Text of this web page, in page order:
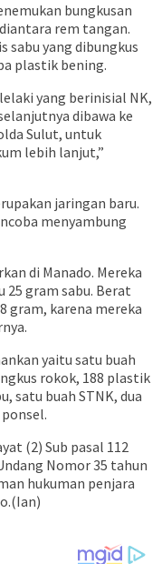
bungkusan
rem tangan.
sabu yang dibungkus
plastik bening.
yang berinisial NK,
dibawa ke
Sulut, untuk
lebih lanjut,”
jaringan baru.
menyambung
di Manado. Mereka
gram sabu. Berat
gram, karena mereka
yaitu satu buah
rokok, 188 plastik
satu buah STNK, dua
ponsel.
(2) Sub pasal 112
Nomor 35 tahun
hukuman penjara